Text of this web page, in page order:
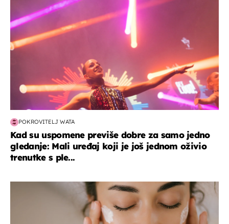
POKROVITELJ WATA
Kad su uspomene previše dobre za samo jedno
gledanje: Mali uređaj koji je još jednom oživio
trenutke s ple...
moda & ljepota